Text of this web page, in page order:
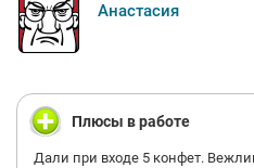
Анастасия
Плюсы в работе
Дали при входе 5 конфет.